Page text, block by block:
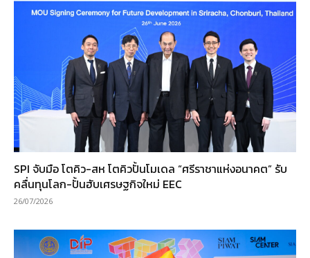
SPI จับมือ โตคิว-สห โตคิวปั้นโมเดล “ศรีราชาแห่งอนาคต” รับ
คลื่นทุนโลก-ปั้นฮับเศรษฐกิจใหม่ EEC
26/07/2026